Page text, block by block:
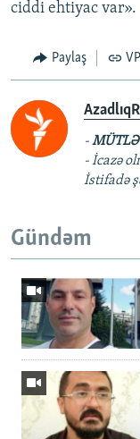
ciddi ehtiyac var».
Paylaş
-
- İcazə
İstifadə
Gündəm